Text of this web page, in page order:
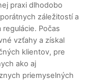
praxi dlhodobo
záležitostí a
Počas
vzťahy a získal
klientov, pre
ako aj
priemyselných